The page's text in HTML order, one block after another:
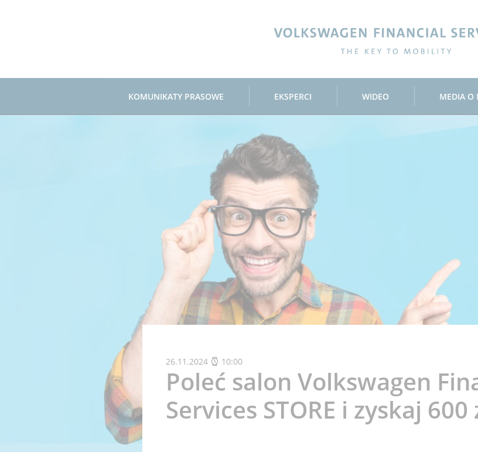
Volkswagen Financial Services
KOMUNIKATY PRASOWE EKSPERCI WIDEO MEDIA O
26.11.2024 10:00
Poleć salon Volkswagen
Services STORE i zyskaj